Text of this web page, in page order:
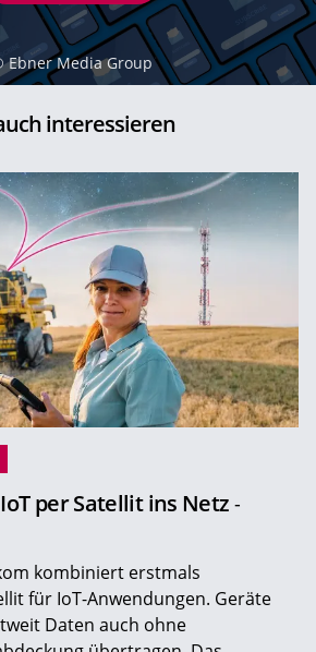
Ebner Media Group
interessieren
per Satellit ins Netz -
kombiniert erstmals
für IoT-Anwendungen. Geräte
Daten auch ohne